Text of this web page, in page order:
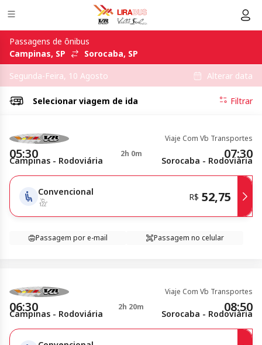
Passagens de ônibus
Campinas, SP
Sorocaba, SP
Segunda-Feira, 10 Agosto
Alterar data
Selecionar viagem de ida Filtrar
Viaje Com Vb Transportes
05:30 2h 0m 07:30
Campinas - Rodoviária Sorocaba - Rodoviária
Convencional R$ 52,75
Passagem por e-mail Passagem no celular
Viaje Com Vb Transportes
06:30 2h 20m 08:50
Campinas - Rodoviária Sorocaba - Rodoviária